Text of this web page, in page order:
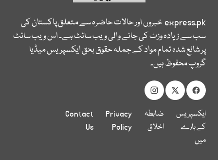
express.pkخبروں اور حالات حاضرہ سے متعلق پاکستان کی
سب سے زیادہ وزٹ کی جانے والی ویب سائٹ ہے۔ اس ویب سائٹ
پر شائع شدہ تمام مواد کے جملہ حقوق بحق ایکسپریس میڈیا
گروپ محفوظ ہیں۔
ایکسپریس
کے بارے
میں
ضابطہ
اخلاق
Privacy
Policy
Contact
Us